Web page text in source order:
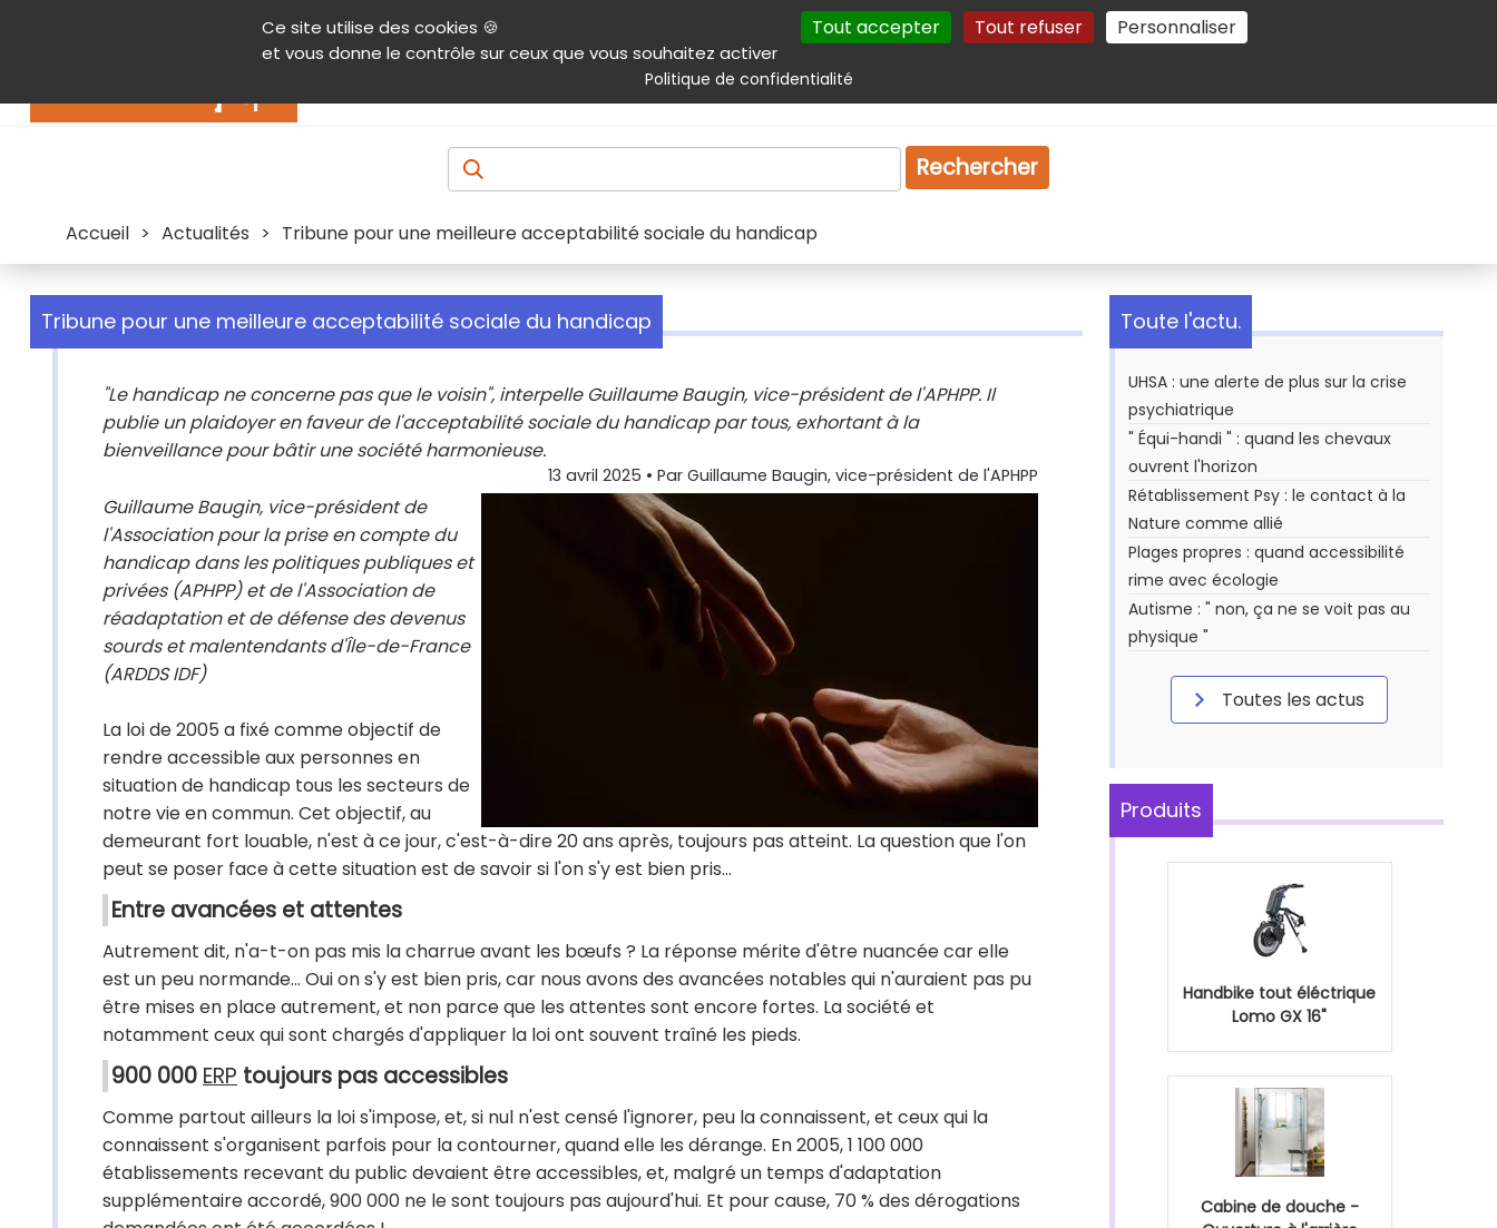
Ce site utilise des cookies 🍪
et vous donne le contrôle sur ceux que vous souhaitez activer
Tout accepter Tout refuser Personnaliser
Politique de confidentialité
Contenu Aide et accessibilité Menu principal Autres services Plan du site Gestion des cookies
Produits & services Emploi Droit
Rechercher
Accueil > Actualités > Tribune pour une meilleure acceptabilité sociale du handicap
Tribune pour une meilleure acceptabilité sociale du handicap
"Le handicap ne concerne pas que le voisin", interpelle Guillaume Baugin, vice-président de l'APHPP. Il
publie un plaidoyer en faveur de l'acceptabilité sociale du handicap par tous, exhortant à la
bienveillance pour bâtir une société harmonieuse.
13 avril 2025 • Par Guillaume Baugin, vice-président de l'APHPP
Guillaume Baugin, vice-président de
l'Association pour la prise en compte du
handicap dans les politiques publiques et
privées (APHPP) et del'Association de
réadaptation et de défense des devenus
sourds et malentendants d'Île-de-France
(ARDDS IDF)
La loi de 2005 a fixé comme objectif de
rendre accessible aux personnes en
situation de handicap tous les secteurs de
notre vie en commun. Cet objectif, au
demeurant fort louable, n'est à ce jour, c'est-à-dire 20 ans après, toujours pas atteint. La question que l'on
peut se poser face à cette situation est de savoir si l'on s'y est bien pris...
Entre avancées et attentes
Autrement dit, n'a-t-on pas mis la charrue avant les bœufs ? La réponse mérite d'être nuancée car elle
est un peu normande... Oui on s'y est bien pris, car nous avons des avancées notables qui n'auraient pas pu
être mises en place autrement, et non parce que les attentes sont encore fortes. La société et
notamment ceux qui sont chargés d'appliquer la loi ont souvent traîné les pieds.
900 000 ERP toujours pas accessibles
Comme partout ailleurs la loi s'impose, et, si nul n'est censé l'ignorer, peu la connaissent, et ceux qui la
connaissent s'organisent parfois pour la contourner, quand elle les dérange. En 2005, 1 100 000
établissements recevant du public devaient être accessibles, et, malgré un temps d'adaptation
supplémentaire accordé, 900 000 ne le sont toujours pas aujourd'hui. Et pour cause, 70 % des dérogations
Toute l'actu.
UHSA : une alerte de plus sur la crise
psychiatrique
" Équi-handi " : quand les chevaux
ouvrent l'horizon
Rétablissement Psy : le contact à la
Nature comme allié
Plages propres : quand accessibilité
rime avec écologie
Autisme : " non, ça ne se voit pas au
physique "
Toutes les actus
Produits
Handbike tout éléctrique
Lomo GX 16"
Cabine de douche -